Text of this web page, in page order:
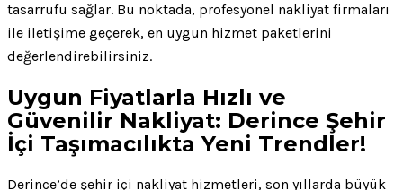
tasarrufu sağlar. Bu noktada, profesyonel nakliyat firmaları
ile iletişime geçerek, en uygun hizmet paketlerini
değerlendirebilirsiniz.
Uygun Fiyatlarla Hızlı ve
Güvenilir Nakliyat: Derince Şehir
İçi Taşımacılıkta Yeni Trendler!
Derince’de şehir içi nakliyat hizmetleri, son yıllarda büyük